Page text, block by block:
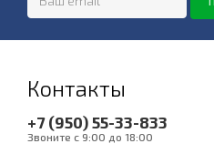
Контакты
+7 (950) 55-33-833
Звоните с 9:00 до 18:00